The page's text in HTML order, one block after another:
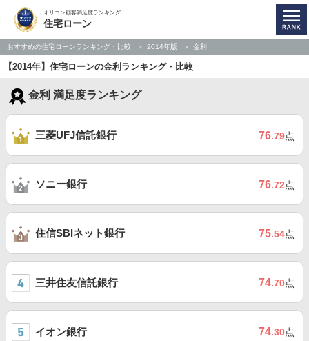
オリコン顧客満足度ランキング
住宅ローン
おすすめの住宅ローンランキング・比較 2014年版 金利
【2014年】住宅ローンの金利ランキング・比較
金利 満足度ランキング
三菱UFJ信託銀行 76.79点
ソニー銀行 76.72点
住信SBIネット銀行 75.54点
三井住友信託銀行 74.70点
イオン銀行 74.30点